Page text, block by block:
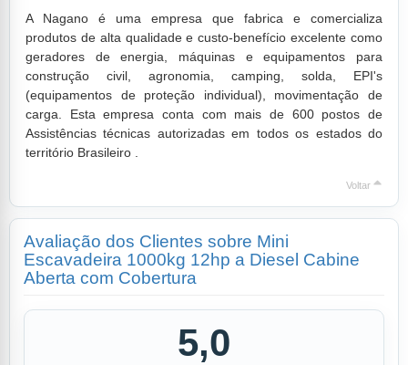
A Nagano é uma empresa que fabrica e comercializa
produtos de alta qualidade e custo-benefício excelente como
geradores de energia, máquinas e equipamentos para
construção civil, agronomia, camping, solda, EPI's
(equipamentos de proteção individual), movimentação de
carga. Esta empresa conta com mais de 600 postos de
Assistências técnicas autorizadas em todos os estados do
território Brasileiro .
Voltar
Avaliação dos Clientes sobre Mini
Escavadeira 1000kg 12hp a Diesel Cabine
Aberta com Cobertura
5,0